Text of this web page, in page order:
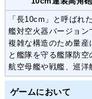
「長10cm」と呼ばれ
艦対空火器バージョン
複雑な構造のため量
と艦隊を守る艦隊防空
航空母艦や戦艦、巡洋
ゲームにおいて